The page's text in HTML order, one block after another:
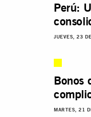
Perú:
JUEVES, 23
Bonos
MARTES, 21